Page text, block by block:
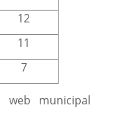
12
11
7
municipal